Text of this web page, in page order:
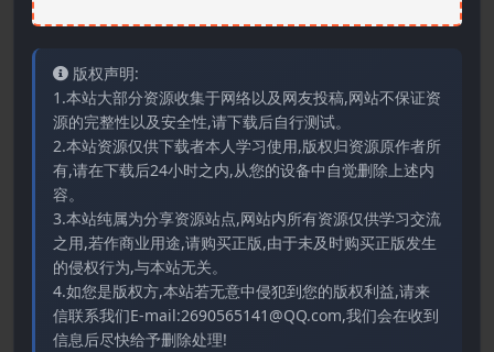
版权声明:
1.本站大部分资源收集于网络以及网友投稿,网站不保证资
源的完整性以及安全性,请下载后自行测试。
2.本站资源仅供下载者本人学习使用,版权归资源原作者所
有,请在下载后24小时之内,从您的设备中自觉删除上述内
容。
3.本站纯属为分享资源站点,网站内所有资源仅供学习交流
之用,若作商业用途,请购买正版,由于未及时购买正版发生
的侵权行为,与本站无关。
4.如您是版权方,本站若无意中侵犯到您的版权利益,请来
信联系我们E-mail:2690565141@QQ.com,我们会在收到
信息后尽快给予删除处理!